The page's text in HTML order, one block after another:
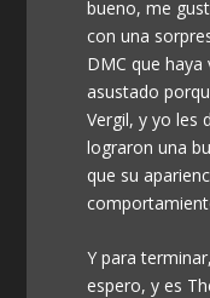
bueno, me
con una
DMC que
asustado
Vergil, y yo les
lograron una
que su
Y para
espero, y es